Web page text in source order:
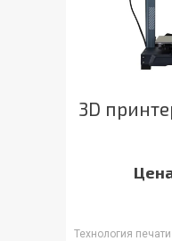
3D
Технология печати